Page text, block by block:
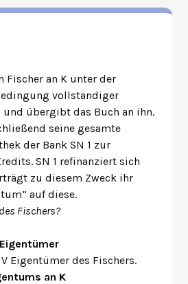
Fischer an K unter der
vollständiger
übergibt das Buch an ihn.
seine gesamte
der Bank SN 1 zur
SN 1 refinanziert sich
zu diesem Zweck ihr
auf diese.
Fischers?
Eigentümer des Fischers.
an K